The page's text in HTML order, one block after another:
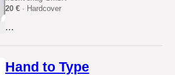
20 €· Hardcover
...
Hand to Type